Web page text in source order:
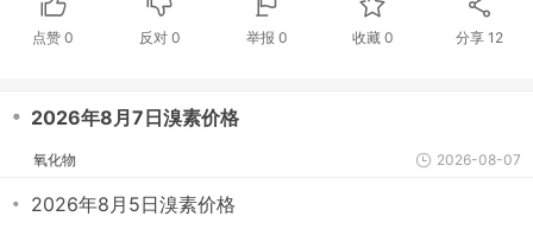
点赞0 反对 0 举报 0 收藏 0 分享12
・ 2026年8月7日溴素价格
氧化物 2026-08-07
・ 2026年8月5日溴素价格